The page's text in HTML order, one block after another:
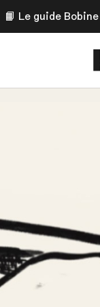
📙 Le guide